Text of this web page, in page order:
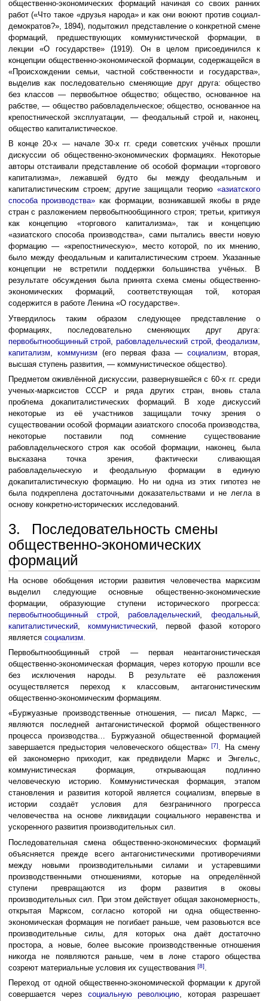
общественно-экономических формаций начиная со своих ранних
работ («Что такое «друзья народа» и как они воюют против социал-
демократов?», 1894), подытожил представление о конкретной смене
формаций, предшествующих коммунистической формации, в
лекции «О государстве» (1919). Он в целом присоединился к
концепции общественно-экономической формации, содержащейся в
«Происхождении семьи, частной собственности и государства»,
выделив как последовательно сменяющие друг друга: общество
без классов — первобытное общество; общество, основанное на
рабстве, — общество рабовладельческое; общество, основанное на
крепостнической эксплуатации, — феодальный строй и, наконец,
общество капиталистическое.
В конце 20-х — начале 30-х гг. среди советских учёных прошли
дискуссии об общественно-экономических формациях. Некоторые
авторы отстаивали представление об особой формации «торгового
капитализма», лежавшей будто бы между феодальным и
капиталистическим строем; другие защищали теорию«азиатского
способа производства» как формации, возникавшей якобы в ряде
стран с разложением первобытнообщинного строя; третьи, критикуя
как концепцию «торгового капитализма», так и концепцию
«азиатского способа производства», сами пытались ввести новую
формацию — «крепостническую», место которой, по их мнению,
было между феодальным и капиталистическим строем. Указанные
концепции не встретили поддержки большинства учёных. В
результате обсуждения была принята схема смены общественно-
экономических формаций, соответствующая той, которая
содержится в работе Ленина «О государстве».
Утвердилось таким образом следующее представление о
формациях, последовательно сменяющих друг друга:
первобытнообщинный строй
рабовладельческий строй,феодализм
капитализм
коммунизм (его первая фаза —социализм , вторая,
высшая ступень развития, — коммунистическое общество).
Предметом оживлённой дискуссии, развернувшейся с 60-х гг. среди
ученых-марксистов СССР и ряда других стран, вновь стала
проблема докапиталистических формаций. В ходе дискуссий
некоторые из её участников защищали точку зрения о
существовании особой формации азиатского способа производства,
некоторые поставили под сомнение существование
рабовладельческого строя как особой формации, наконец, была
высказана точка зрения, фактически сливающая
рабовладельческую и феодальную формации в единую
докапиталистическую формацию. Но ни одна из этих гипотез не
была подкреплена достаточными доказательствами и не легла в
основу конкретно-исторических исследований.
3. Последовательность смены
общественно-экономических
формаций
На основе обобщения истории развития человечества марксизм
выделил следующие основные общественно-экономические
формации, образующие ступени исторического прогресса:
первобытнообщинный строй,рабовладельческий ,феодальный
капиталистический, коммунистический, первой фазой которого
является социализм
Первобытнообщинный строй — первая неантагонистическая
общественно-экономическая формация, через которую прошли все
без исключения народы. В результате её разложения
осуществляется переход к классовым, антагонистическим
общественно-экономическим формациям.
«Буржуазные производственные отношения, — писал Маркс, —
являются последней антагонистической формой общественного
процесса производства… Буржуазной общественной формацией
завершается предыстория человеческого общества»
[7]. На смену
ей закономерно приходит, как предвидели Маркс и Энгельс,
коммунистическая формация, открывающая подлинно
человеческую историю. Коммунистическая формация, этапом
становления и развития которой является социализм, впервые в
истории создаёт условия для безграничного прогресса
человечества на основе ликвидации социального неравенства и
ускоренного развития производительных сил.
Последовательная смена общественно-экономических формаций
объясняется прежде всего антагонистическими противоречиями
между новыми производительными силами и устаревшими
производственными отношениями, которые на определённой
ступени превращаются из форм развития в оковы
производительных сил. При этом действует общая закономерность,
открытая Марксом, согласно которой ни одна общественно-
экономическая формация не погибает раньше, чем разовьются все
производительные силы, для которых она даёт достаточно
простора, а новые, более высокие производственные отношения
никогда не появляются раньше, чем в лоне старого общества
созреют материальные условия их существования [8].
Переход от одной общественно-экономической формации к другой
совершается через социальную революцию, которая разрешает